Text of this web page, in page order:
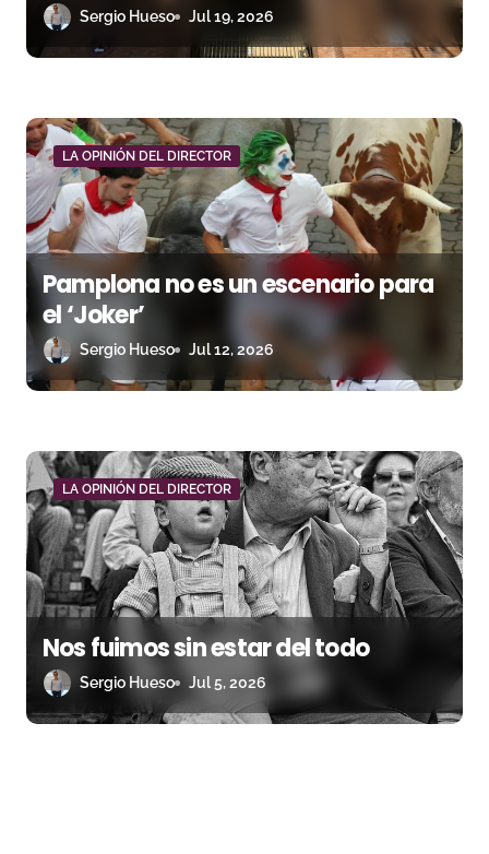
r
d
a
s
Sergio Hueso Jul 19, 2026
LA OPINIÓN DEL DIRECTOR
Pamplona no es un escenario para
el ‘Joker’
Sergio Hueso Jul 12, 2026
LA OPINIÓN DEL DIRECTOR
Nos fuimos sin estar del todo
Sergio Hueso Jul 5, 2026